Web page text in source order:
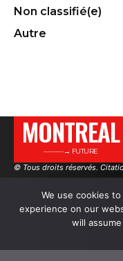
Non classifié(e)
Autre
MONTREAL
———→ FUTURE
© Tous droits réservés.
We use cookies
experience on our
will